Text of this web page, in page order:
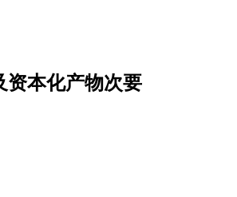
资本化产物次要